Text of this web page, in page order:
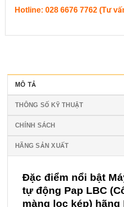
Hotline: 028 6676 7762 (Tư
MÔ TẢ
THÔNG SỐ KỸ THUẬT
CHÍNH SÁCH
HÃNG SẢN XUẤT
Đặc điểm nổi bật
tự động Pap LBC
màng lọc kép) hãng